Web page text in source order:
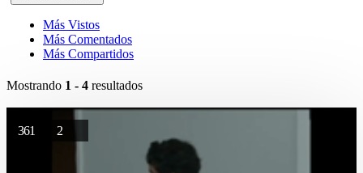
Más Vistos
Más Comentados
Más Compartidos
Mostrando 1 - 4 resultados
361 2